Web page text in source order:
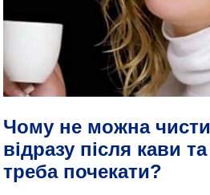
Чому не можна
відразу після кави
треба почекати?